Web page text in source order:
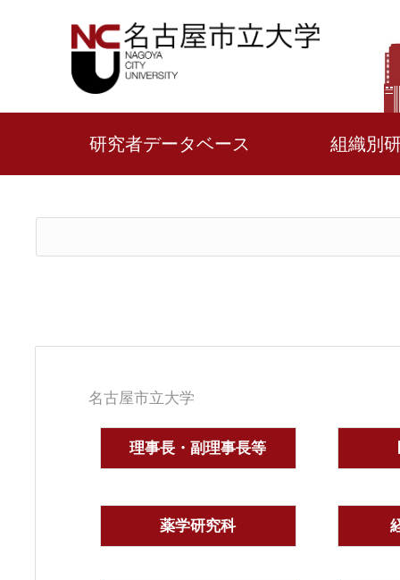
研究者データベース 組織別
名古屋市立大学
理事長・副理事長等
薬学研究科